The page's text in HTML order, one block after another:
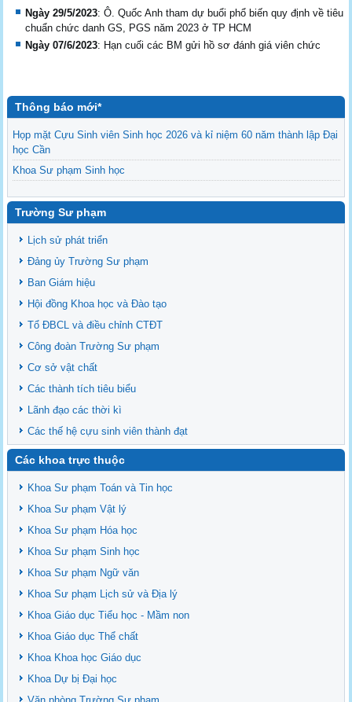
Ngày 29/5/2023: Ô. Quốc Anh tham dự buổi phổ biến quy định về tiêu
chuẩn chức danh GS, PGS năm 2023 ở TP HCM
Ngày 07/6/2023: Hạn cuối các BM gửi hồ sơ đánh giá viên chức
Thông báo mới*
Họp mặt Cựu Sinh viên Sinh học 2026 và kỉ niệm 60 năm thành lập Đại
học Cần
Khoa Sư phạm Sinh học
Mời họp mặt Cựu Sinh viên Bộ môn Sư phạm Sinh học 2024
Trường Sư phạm
Lịch sử phát triển
Đảng ủy Trường Sư phạm
Ban Giám hiệu
Hội đồng Khoa học và Đào tạo
Tổ ĐBCL và điều chỉnh CTĐT
Công đoàn Trường Sư phạm
Cơ sở vật chất
Các thành tích tiêu biểu
Lãnh đạo các thời kì
Các thế hệ cựu sinh viên thành đạt
Các khoa trực thuộc
Khoa Sư phạm Toán và Tin học
Khoa Sư phạm Vật lý
Khoa Sư phạm Hóa học
Khoa Sư phạm Sinh học
Khoa Sư phạm Ngữ văn
Khoa Sư phạm Lịch sử và Địa lý
Khoa Giáo dục Tiểu học - Mầm non
Khoa Giáo dục Thể chất
Khoa Khoa học Giáo dục
Khoa Dự bị Đại học